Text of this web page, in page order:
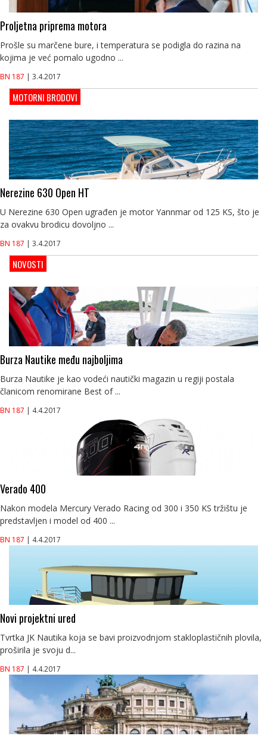
Proljetna priprema motora
Prošle su marčene bure, i temperatura se podigla do razina na
kojima je već pomalo ugodno ...
BN 187 | 3.4.2017
MOTORNI BRODOVI
Nerezine 630 Open HT
U Nerezine 630 Open ugrađen je motor Yannmar od 125 KS, što je
za ovakvu brodicu dovoljno ...
BN 187 | 3.4.2017
NOVOSTI
Burza Nautike među najboljima
Burza Nautike je kao vodeći nautički magazin u regiji postala
članicom renomirane Best of ...
BN 187 | 4.4.2017
Verado 400
Nakon modela Mercury Verado Racing od 300 i 350 KS tržištu je
predstavljen i model od 400 ...
BN 187 | 4.4.2017
Novi projektni ured
Tvrtka JK Nautika koja se bavi proizvodnjom stakloplastičnih plovila,
proširila je svoju d...
BN 187 | 4.4.2017